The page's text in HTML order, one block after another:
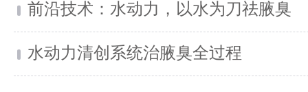
前沿技术：水动力，以水为刀祛腋臭
水动力清创系统治腋臭全过程